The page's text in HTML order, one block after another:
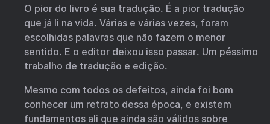
O pior do livro é sua tradução. É a pior tradução
que já li na vida. Várias e várias vezes, foram
escolhidas palavras que não fazem o menor
sentido. E o editor deixou isso passar. Um péssimo
trabalho de tradução e edição.
Mesmo com todos os defeitos, ainda foi bom
conhecer um retrato dessa época, e existem
fundamentos ali que ainda são válidos sobre